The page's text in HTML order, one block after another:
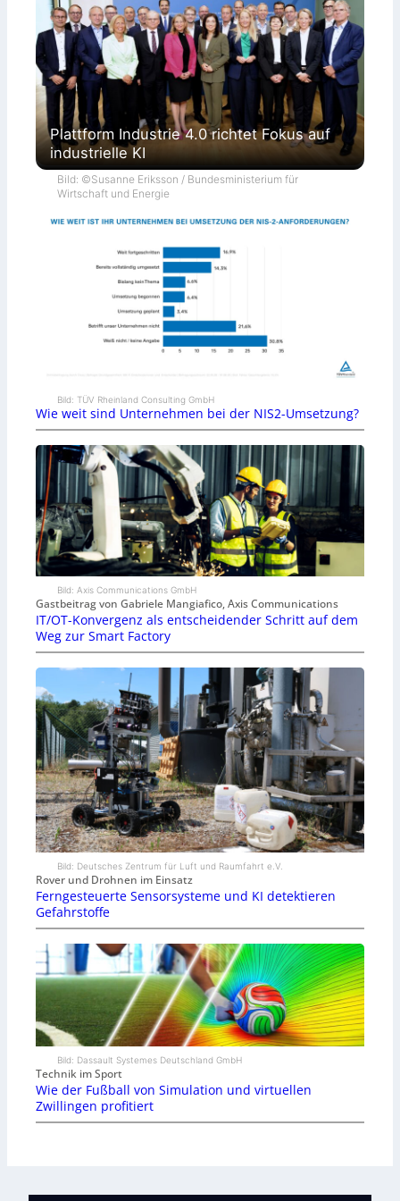
Plattform Industrie 4.0 richtet Fokus auf
industrielle KI
Bild: ©Susanne Eriksson / Bundesministerium für
Wirtschaft und Energie
Bild: TÜV Rheinland Consulting GmbH
Wie weit sind Unternehmen bei der NIS2-Umsetzung?
Bild: Axis Communications GmbH
Gastbeitrag von Gabriele Mangiafico, Axis Communications
IT/OT-Konvergenz als entscheidender Schritt auf dem
Weg zur Smart Factory
Bild: Deutsches Zentrum für Luft und Raumfahrt e.V.
Rover und Drohnen im Einsatz
Ferngesteuerte Sensorsysteme und KI detektieren
Gefahrstoffe
Bild: Dassault Systemes Deutschland GmbH
Technik im Sport
Wie der Fußball von Simulation und virtuellen
Zwillingen profitiert